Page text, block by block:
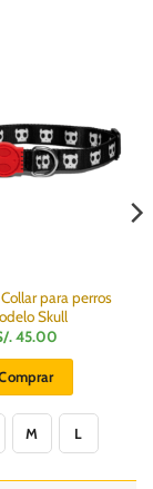
para perros
Skull
.45.00
producto
tiene
múltiples
M L